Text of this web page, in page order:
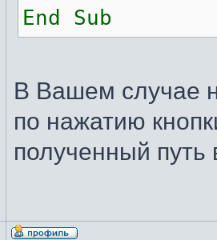
End Sub
В Вашем случае
по нажатию
полученный путь